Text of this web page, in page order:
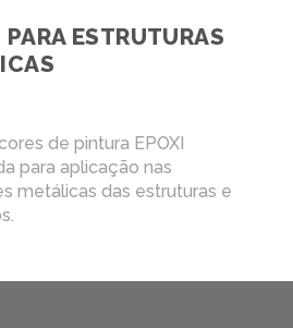
PARA ESTRUTURAS
de pintura EPOXI
para aplicação nas
metálicas das estruturas e